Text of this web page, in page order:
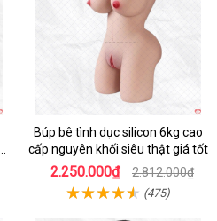
Búp bê tình dục silicon 6kg cao
cấp nguyên khối siêu thật giá tốt
2.250.000₫ 2.812.000₫
(475)